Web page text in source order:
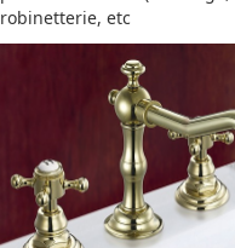
robinetterie, etc